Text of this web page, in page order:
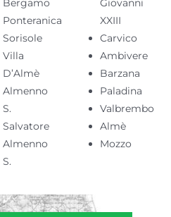
Bergamo
Ponteranica
Sorisole
Villa
D’Almè
Almenno
S.
Salvatore
Almenno
S.
Giovanni
XXIII
Carvico
Ambivere
Barzana
Paladina
Valbrembo
Almè
Mozzo